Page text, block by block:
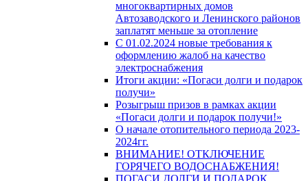
многоквартирных домов
Автозаводского и Ленинского районов
заплатят меньше за отопление
С 01.02.2024 новые требования к
оформлению жалоб на качество
электроснабжения
Итоги акции: «Погаси долги и подарок
получи»
Розыгрыш призов в рамках акции
«Погаси долги и подарок получи!»
О начале отопительного периода 2023-
2024гг.
ВНИМАНИЕ! ОТКЛЮЧЕНИЕ
ГОРЯЧЕГО ВОДОСНАБЖЕНИЯ!